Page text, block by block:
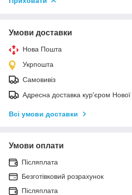
Умови доставки
Нова Пошта
Укрпошта
Самовивіз
Адресна доставка кур'єром
Всі умови доставки
Умови оплати
Післяплата
Безготівковий розрахунок
Післяплата